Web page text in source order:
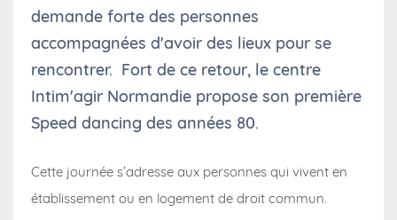
demande forte des personnes
accompagnées d'avoir des lieux pour se
rencontrer. Fort de ce retour, le centre
Intim'agir Normandie propose son première
Speed dancing des années 80.
Cette journée s’adresse aux personnes qui vivent en
établissement ou en logement de droit commun.